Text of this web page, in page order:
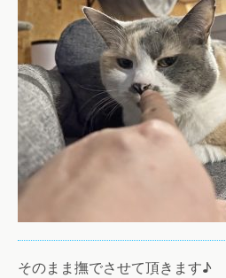
そのまま撫でさせて頂きます♪